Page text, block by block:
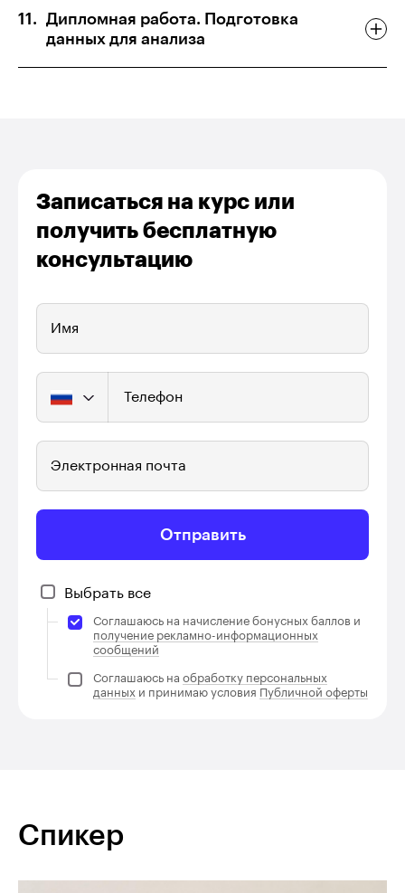
Дипломная работа. Подготовка
данных для анализа
Записаться на курс или
получить бесплатную
консультацию
Имя
Телефон
Электронная почта
Отправить
Выбрать все
Соглашаюсь на начисление бонусных баллов и
получение рекламно-информационных
сообщений
Соглашаюсь на обработку персональных
данных и принимаю условия Публичной оферты
Спикер